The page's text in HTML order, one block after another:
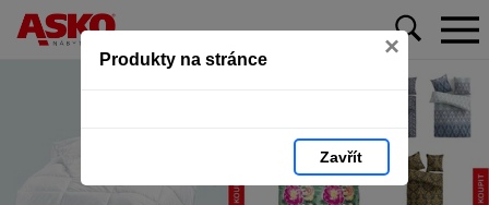
Produkty na stránce ×
Zavřít